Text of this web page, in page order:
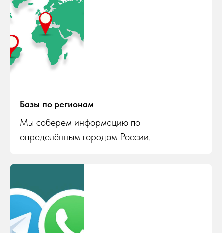
Базы по регионам
Мы соберем информацию по
определённым городам России.